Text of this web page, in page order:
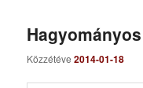
Közzétéve2014-01-18